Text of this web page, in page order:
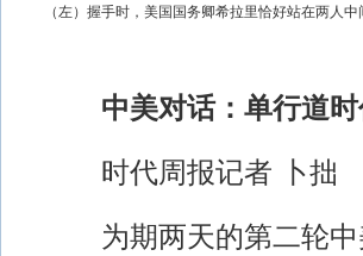
（左）握手时，美国国务卿希拉里恰好站在两人中
中美对话：单行道
时代周报记者 卜拙
为期两天的第二轮中